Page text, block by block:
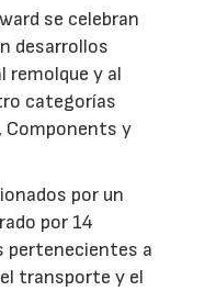
se celebran
desarrollos
remolque y al
categorías
Components y
por un
por 14
pertenecientes a
transporte y el